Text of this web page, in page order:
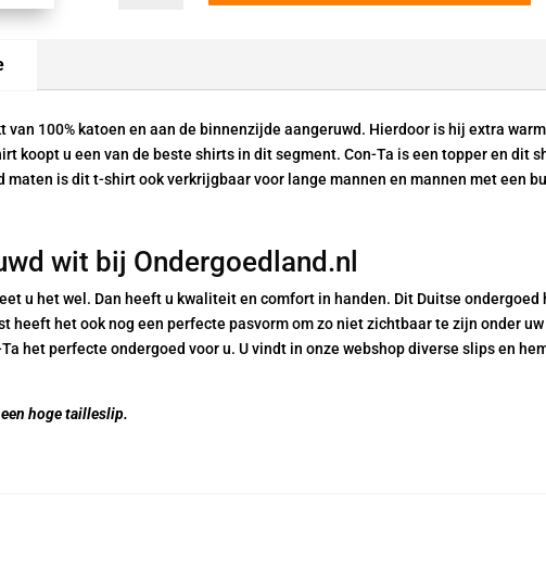
wit
aantal
van 100% katoen en aan de binnenzijde aangeruwd. Hierdoor is hij extra
koopt u een van de beste shirts in dit segment. Con-Ta is een topper en dit
is dit t-shirt ook verkrijgbaar voor lange mannen en mannen met een
wit bij Ondergoedland.nl
u het wel. Dan heeft u kwaliteit en comfort in handen. Dit Duitse
heeft het ook nog een perfecte pasvorm om zo niet zichtbaar te zijn onder
het perfecte ondergoed voor u. U vindt in onze webshop diverse slips en
hoge tailleslip.